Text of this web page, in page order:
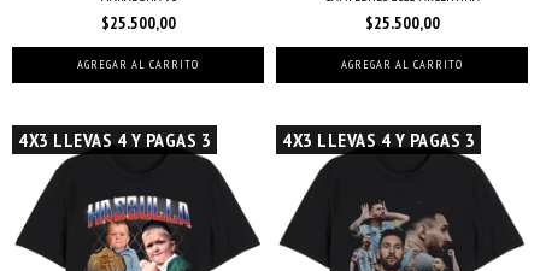
$25.500,00
AGREGAR AL CARRITO
$25.500,00
AGREGAR AL CARRITO
4X3 LLEVAS 4 Y PAGAS 3 4X3 LLEVAS 4 Y PAGAS 3